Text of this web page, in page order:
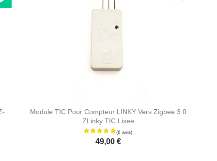
Module TIC Pour Compteur LINKY Vers Zigbee 3.0
ZLinky TIC Lixee
49,00 €